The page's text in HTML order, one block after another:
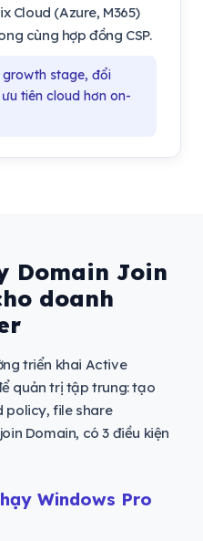
Cloud (Azure, M365)
cùng hợp đồng CSP.
stage, đổi
tiên cloud hơn on-
Domain Join
doanh
triển khai Active
quản trị tập trung: tạo
policy, file share
Domain, có 3 điều kiện
Windows Pro